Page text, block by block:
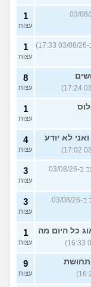
20, כתבה ב-03/08/26
1
עצות
1
עצות
8
עצות
1
עצות
לא יודע
4
עצות
(דן, בן 42, כתב ב-03/08/26
3
עצות
(אנושי, בן 27, כתב ב-03/08/26
3
עצות
כל היום מה
1
עצות
תחושת
9
עצות